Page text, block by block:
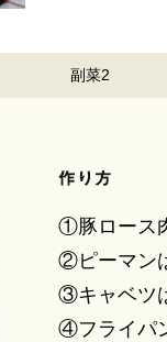
副菜2
①豚ロース
②ピーマン
③キャベツ
④フライパ